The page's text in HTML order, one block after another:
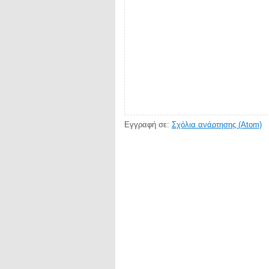
Εγγραφή σε: Σχόλια ανάρτησης (Atom)